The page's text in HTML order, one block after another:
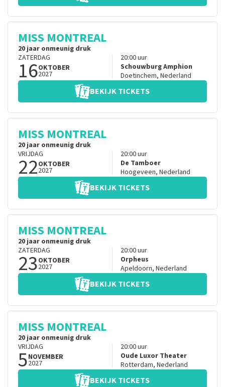
MISS MONTREAL
20 jaar onmeunig druk
ZATERDAG
16OKTOBER
2027
20:00uur
Schouwburg Amphion
Doetinchem, Nederland
BEKIJK TICKETS
MISS MONTREAL
20 jaar onmeunig druk
VRIJDAG
22OKTOBER
2027
20:00uur
De Tamboer
Hoogeveen, Nederland
BEKIJK TICKETS
MISS MONTREAL
20 jaar onmeunig druk
ZATERDAG
23OKTOBER
2027
20:00uur
Orpheus
Apeldoorn, Nederland
BEKIJK TICKETS
MISS MONTREAL
20 jaar onmeunig druk
VRIJDAG
5NOVEMBER
2027
20:00uur
Oude Luxor Theater
Rotterdam, Nederland
BEKIJK TICKETS